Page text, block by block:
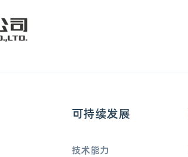
可持续发展
技术能力